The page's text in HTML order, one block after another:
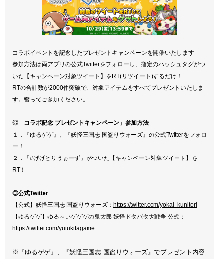
コラボイベントを記念したプレゼントキャンペーンを開催いたします！
参加方法は両アプリの公式Twitterをフォローし、指定のハッシュタグがつ
いた【キャンペーン対象ツイート】をRT(リツイート)するだけ！
RTの合計数が2000件突破で、対象アイテムをすべてプレゼントいたしま
す。奮ってご参加ください。
◎「コラボ記念 プレゼントキャンペーン」参加方法
１．『ゆるゲゲ』、『妖怪三国志 国盗りウォーズ』の公式Twitterをフォロ
ー！
２．「#げげとりうぉーず」がついた【キャンペーン対象ツイート】を
RT！
◎公式Twitter
【公式】妖怪三国志 国盗りウォーズ： https://twitter.com/yokai_kunitori
【ゆるゲゲ】ゆる～いゲゲゲの鬼太郎 妖怪ドタバタ大戦争 公式：
https://twitter.com/yurukitagame
※『ゆるゲゲ』、『妖怪三国志 国盗りウォーズ』でプレゼント内容